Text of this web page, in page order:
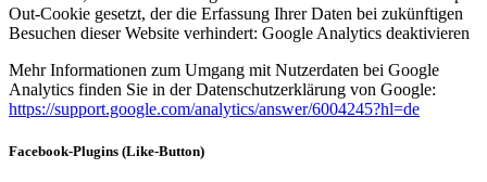
Out-Cookie gesetzt, der die Erfassung Ihrer Daten bei zukünftigen
Besuchen dieser Website verhindert: Google Analytics deaktivieren
Mehr Informationen zum Umgang mit Nutzerdaten bei Google
Analytics finden Sie in der Datenschutzerklärung von Google:
https://support.google.com/analytics/answer/6004245?hl=de
Facebook-Plugins (Like-Button)